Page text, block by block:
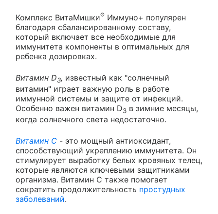
Комплекс ВитаМишки® Иммуно+ популярен
благодаря сбалансированному составу,
который включает все необходимые для
иммунитета компоненты в оптимальных для
ребенка дозировках.
Витамин D3, известный как "солнечный
витамин" играет важную роль в работе
иммунной системы и защите от инфекций.
Особенно важен витамин D3 в зимние месяцы,
когда солнечного света недостаточно.
Витамин C - это мощный антиоксидант,
способствующий укреплению иммунитета. Он
стимулирует выработку белых кровяных телец,
которые являются ключевыми защитниками
организма. Витамин C также помогает
сократить продолжительность простудных
заболеваний.